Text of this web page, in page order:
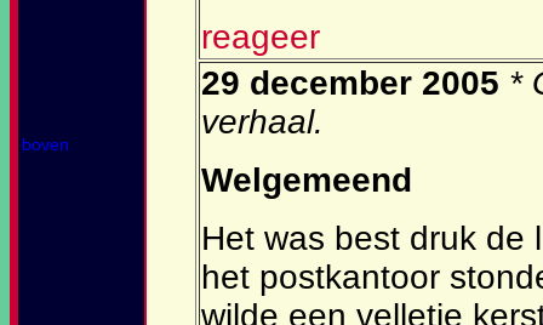
boven
reageer
29 december 2005 *
verhaal.
Welgemeend
Het was best druk de
het postkantoor
wilde een velletje